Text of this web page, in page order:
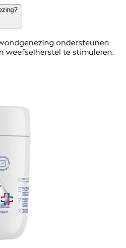
ondersteunen
weefselherstel te stimuleren.